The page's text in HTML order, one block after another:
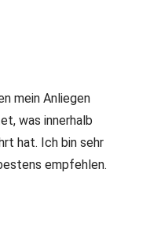
mein Anliegen
was innerhalb
hat. Ich bin sehr
empfehlen.